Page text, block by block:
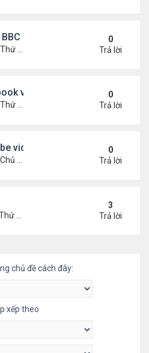
Việt vào diễn đàn
Thứ 5 Tháng 10 15, 2020 10:34 am
0
Trả lời
video vào diễn đàn
Thứ 4 Tháng 10 14, 2020 10:42 pm
0
Trả lời
video vào diễn đàn
Chủ nhật Tháng 10 11, 2020 8:50 pm
0
Trả lời
Tháng 10 14, 2020 10:16 pm
3
Trả lời
chủ đề cách đây:
xếp theo